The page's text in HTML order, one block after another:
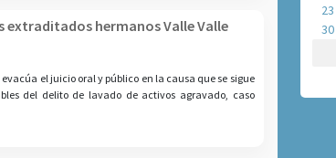
extraditados hermanos Valle Valle
el juicio oral y público en la causa que se sigue
del delito de lavado de activos agravado, caso
23
30